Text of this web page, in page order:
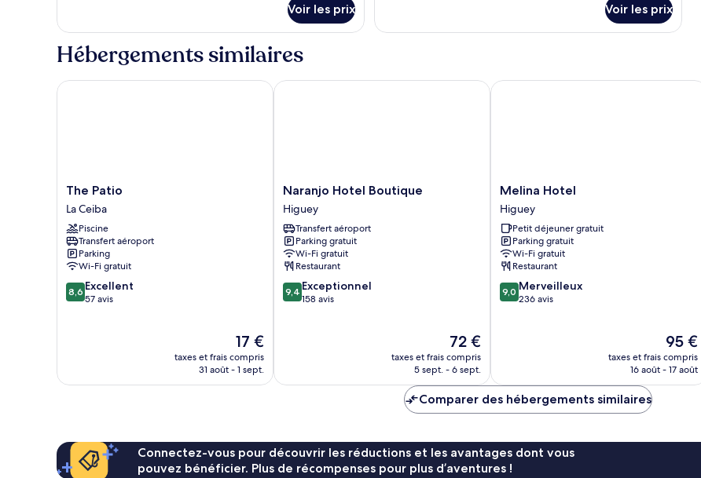
le
type
de
Chambre
Voir les prix
Exécutive,
le
Suite
Voir les prix
Hébergements similaires
The
Patio
La
Ceiba
The Patio
La Ceiba
Piscine
Transfert aéroport
Parking
Wi-Fi gratuit
8.6
sur
8,6 Excellent
57 avis
Le
nouveau
prix
17 €
taxes et frais compris
31 août - 1 sept.
The Patio
Naranjo
Hotel
Boutique
Higuey
Naranjo Hotel Boutique
Higuey
Transfert aéroport
Parking gratuit
Wi-Fi gratuit
Restaurant
9.4
sur
9,4 Exceptionnel
158 avis
Le
nouveau
prix
de
72 €
taxes et frais compris
5 sept. - 6 sept.
Naranjo Hotel Boutique
Melina
Hotel
Higuey
Melina Hotel
Higuey
Petit déjeuner gratuit
Parking gratuit
Wi-Fi gratuit
Restaurant
9.0
sur
9,0 Merveilleux
236 avis
Le
nouveau
prix
95 €
taxes et frais compris
16 août - 17 août
Melina Hotel
Comparer des hébergements similaires
Connectez-vous pour découvrir les réductions et les avantages dont vous
pouvez bénéficier. Plus de récompenses pour plus d’aventures !